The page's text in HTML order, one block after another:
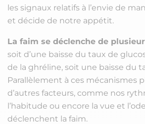
les signaux relatifs à l’envie de
et décide de notre appétit.
La faim se déclenche de
soit d’une baisse du taux de
de la ghréline, soit une baisse du
Parallèlement à ces mécanismes
d’autres facteurs, comme nos
l’habitude ou encore la vue et
déclenchent la faim.